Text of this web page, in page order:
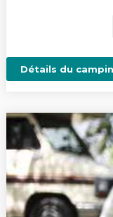
Détails du